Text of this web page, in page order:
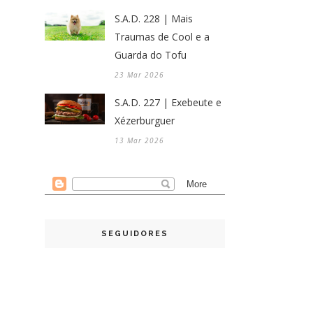
S.A.D. 228 | Mais
Traumas de Cool e a
Guarda do Tofu
23 Mar 2026
S.A.D. 227 | Exebeute e
Xézerburguer
13 Mar 2026
SEGUIDORES